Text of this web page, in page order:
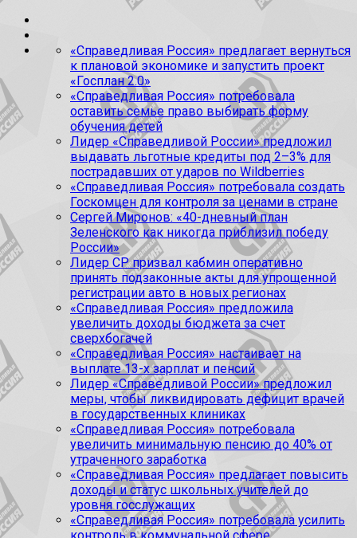
«Справедливая Россия» предлагает вернуться
к плановой экономике и запустить проект
«Госплан 2.0»
«Справедливая Россия» потребовала
оставить семье право выбирать форму
обучения детей
Лидер «Справедливой России» предложил
выдавать льготные кредиты под 2–3% для
пострадавших от ударов по Wildberries
«Справедливая Россия» потребовала создать
Госкомцен для контроля за ценами в стране
Сергей Миронов: «40-дневный план
Зеленского как никогда приблизил победу
России»
Лидер СР призвал кабмин оперативно
принять подзаконные акты для упрощенной
регистрации авто в новых регионах
«Справедливая Россия» предложила
увеличить доходы бюджета за счет
сверхбогачей
«Справедливая Россия» настаивает на
выплате 13-х зарплат и пенсий
Лидер «Справедливой России» предложил
меры, чтобы ликвидировать дефицит врачей
в государственных клиниках
«Справедливая Россия» потребовала
увеличить минимальную пенсию до 40% от
утраченного заработка
«Справедливая Россия» предлагает повысить
доходы и статус школьных учителей до
уровня госслужащих
«Справедливая Россия» потребовала усилить